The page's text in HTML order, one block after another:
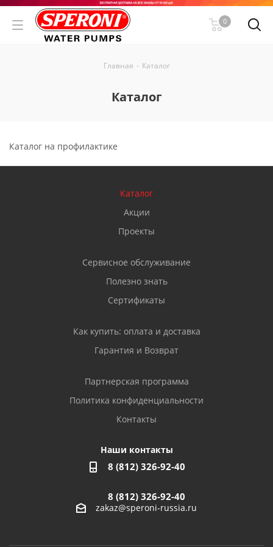
0
Главная - Каталог
Каталог
Каталог на профилактике
Каталог
Акции
Проекты
Сервисное обслуживание
Полезно знать
Сертификаты
Как купить: оплата и доставка
Гарантия и Возврат
Партнерская программа
Политика конфиденциальности
Контакты
Наши контакты
8 (812) 326-92-40
8 (812) 326-92-40
zakaz@speroni-russia.ru